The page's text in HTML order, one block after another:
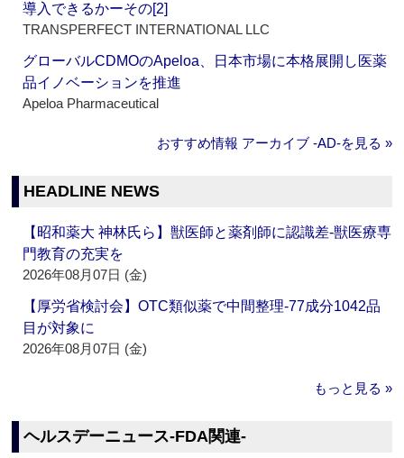
導入できるかーその[2]
TRANSPERFECT INTERNATIONAL LLC
グローバルCDMOのApeloa、日本市場に本格展開し医薬
品イノベーションを推進
Apeloa Pharmaceutical
おすすめ情報 アーカイブ ‐AD‐を見る »
HEADLINE NEWS
【昭和薬大 神林氏ら】獣医師と薬剤師に認識差‐獣医療専
門教育の充実を
2026年08月07日 (金)
【厚労省検討会】OTC類似薬で中間整理‐77成分1042品
目が対象に
2026年08月07日 (金)
もっと見る »
ヘルスデーニュース‐FDA関連‐